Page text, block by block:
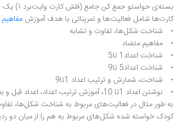
بسته‌ی حواستو جمع کن جامع (فلش کارت وایت‌برد ۱) یک
کارت‌ها شامل فعالیت‌ها و تمریناتی با هدف آموزش
• شناخت شکل‌ها، تفاوت و تشابه
• مفاهیم متضاد
• شناخت اعداد1 تا5
• شناخت اعداد5 تا9
• شناخت، شمارش و ترتیب اعداد 1تا9
• نوشتن اعداد 1تا 10، آموزش ترتیب اعداد، اعداد قبل و بعد
به طور مثال در فعالیت‌های مربوط به شناخت شکل‌ها،
کودک خواسته شده شکل‌های مربوط به هم را از میان دو